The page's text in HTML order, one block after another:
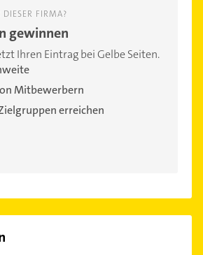
FIRMA?
gewinnen
Ihren Eintrag bei Gelbe Seiten.
Mitbewerbern
erreichen